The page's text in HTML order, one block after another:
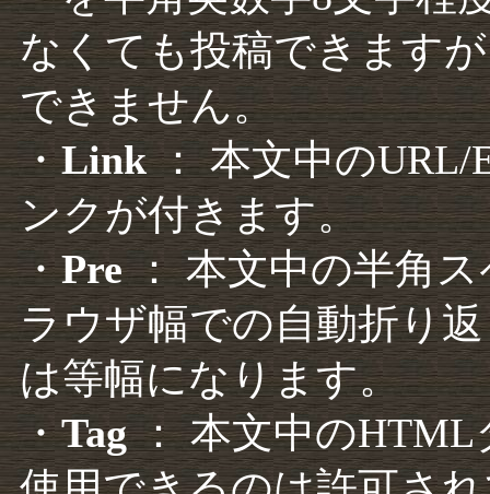
なくても投稿できます
できません。
・Link： 本文中のURL/
ンクが付きます。
・Pre： 本文中の半角
ラウザ幅での自動折り
は等幅になります。
・Tag： 本文中のHTML